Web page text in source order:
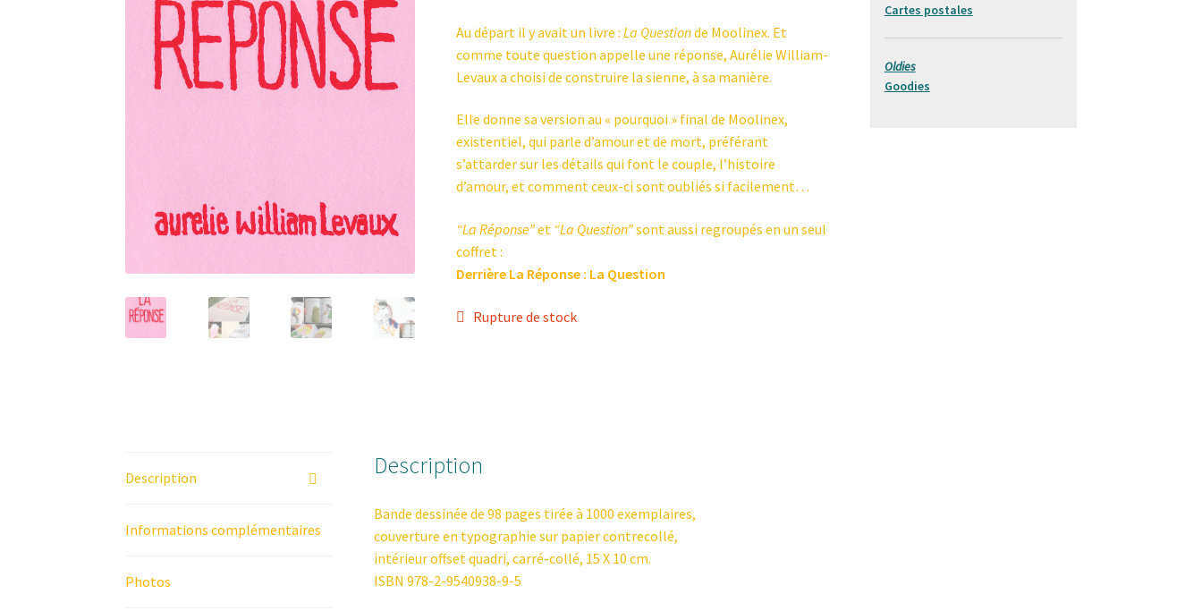
Au départ il y avait un livre :La Questionde Moolinex. Et
comme toute question appelle une réponse, Aurélie William-
Levaux a choisi de construire la sienne, à sa manière.
Elle donne sa version au « pourquoi » final de Moolinex,
existentiel, qui parle d’amour et de mort, préférant
s’attarder sur les détails qui font le couple, l’histoire
d’amour, et comment ceux-ci sont oubliés si facilement…
“La Réponse”et “La Question”sont aussi regroupés en un seul
coffret :
Derrière La Réponse : La Question
Rupture de stock
Description
Informations complémentaires
Photos
Description
Bande dessinée de 98 pages tirée à 1000 exemplaires,
couverture en typographie sur papier contrecollé,
intérieur offset quadri, carré-collé, 15 X 10 cm.
ISBN 978-2-9540938-9-5
Cartes postales
Oldies
Goodies